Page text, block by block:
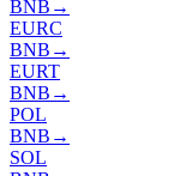
BNB →
EURC
BNB →
EURT
BNB →
POL
BNB →
SOL